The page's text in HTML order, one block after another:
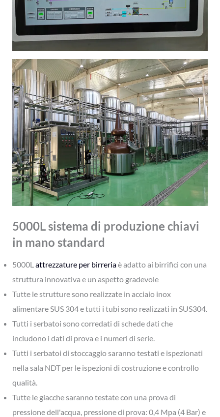
5000L sistema di produzione chiavi
in mano standard
5000Lattrezzature per birreriaè adatto ai birrifici con una
struttura innovativa e un aspetto gradevole
Tutte le strutture sono realizzate in acciaio inox
alimentare SUS 304 e tutti i tubi sono realizzati in SUS304.
Tutti i serbatoi sono corredati di schede dati che
includono i dati di prova e i numeri di serie.
Tutti i serbatoi di stoccaggio saranno testati e ispezionati
nella sala NDT per le ispezioni di costruzione e controllo
qualità.
Tutte le giacche saranno testate con una prova di
pressione dell'acqua, pressione di prova: 0,4 Mpa (4 Bar) e